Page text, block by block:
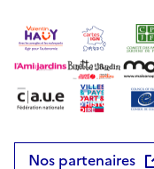
Nos partenaires